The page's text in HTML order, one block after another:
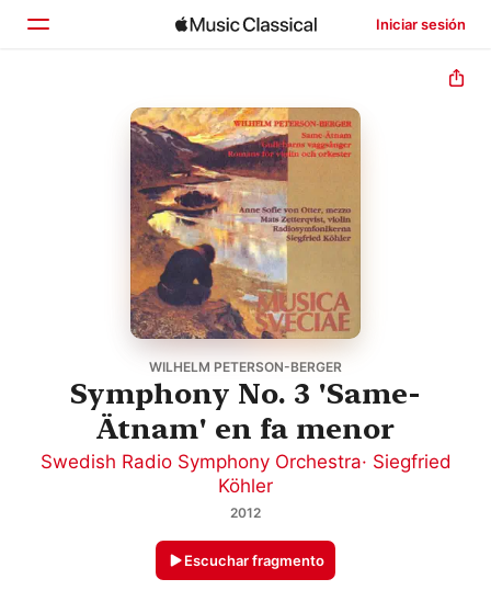
Iniciar sesión
Explorar
WILHELM PETERSON-BERGER
Symphony No. 3 'Same-
Ätnam' en fa menor
Swedish Radio Symphony Orchestra· Siegfried
Köhler
2012
Escuchar fragmento